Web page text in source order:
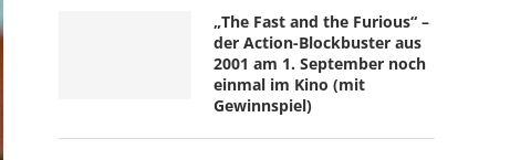
„The Fast and the Furious“ –
der Action-Blockbuster aus
2001 am 1. September noch
einmal im Kino (mit
Gewinnspiel)